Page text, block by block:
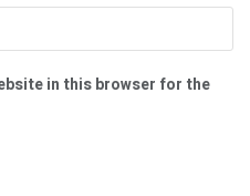
in this browser for the